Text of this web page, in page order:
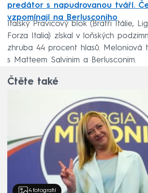
predátor s napudrovanou tváří.
vzpomínají na Berlusconiho
Italský Pravicový blok (Bratři Itálie,
Forza Italia) získal v loňských
zhruba 44 procent hlasů. Meloniová
s Matteem Salvinim a Berlusconim.
Čtěte také
4 fotografií